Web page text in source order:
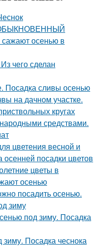
ОБЫКНОВЕННЫЙ
осенью в
чего сделан
Посадка сливы осенью
на дачном участке.
кругах
средствами.
цветения весной и
посадки цветов
цветы в
осенью
посадить осенью.
зиму
под зиму. Посадка
Посадка чеснока